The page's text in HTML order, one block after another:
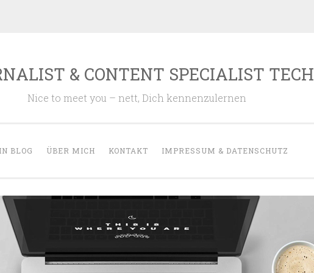
& CONTENT SPECIALIST TECH
Nice to meet you – nett, Dich kennenzulernen
BLOG ÜBER MICH KONTAKT IMPRESSUM & DATENSCHUTZ